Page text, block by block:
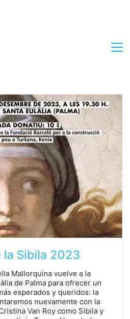
la Sibila 2023
Mallorquina vuelve a la
de Palma para ofrecer un
esperados y queridos: la
nuevamente con la
Van Roy como Sibila y